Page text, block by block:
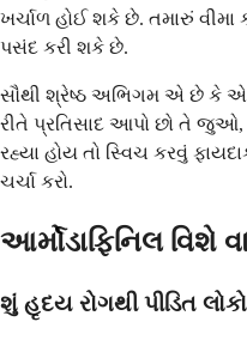
ખર્ચાળ હોઈ શકે છે. તમારું
પસંદ કરી શકે છે.
સૌથી શ્રેષ્ઠ અભિગમ એ છે કે
રીતે પ્રતિસાદ આપો છો તે જુઓ,
રહ્યા હોય તો સ્વિચ કરવું
ચર્ચા કરો.
આર્મોડાફિનિલ વિશે
શું હૃદય રોગથી પીડિત